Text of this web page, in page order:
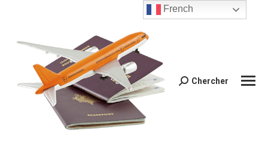
Recherche
Chercher
French